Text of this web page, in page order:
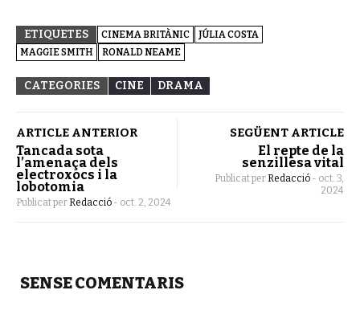
ETIQUETES CINEMA BRITÀNIC
JÚLIA COSTA
MAGGIE SMITH
RONALD NEAME
CATEGORIES CINE DRAMA
ARTICLE ANTERIOR
Tancada sota
l’amenaça dels
electroxocs i la
lobotomia
Publicat per Redacció - oct. 2, 2024
SEGÜENT ARTICLE
El repte de la
senzillesa vital
Publicat per Redacció - oct. 3,
2024
SENSE COMENTARIS